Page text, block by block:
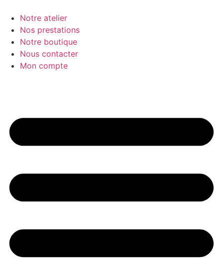
contenu
Notre atelier
Nos prestations
Notre boutique
Nous contacter
Mon compte